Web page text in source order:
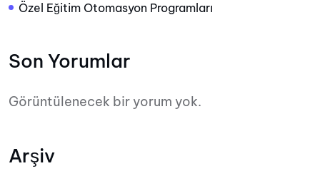
Özel Eğitim Otomasyon Programları
Son Yorumlar
Görüntülenecek bir yorum yok.
Arşiv